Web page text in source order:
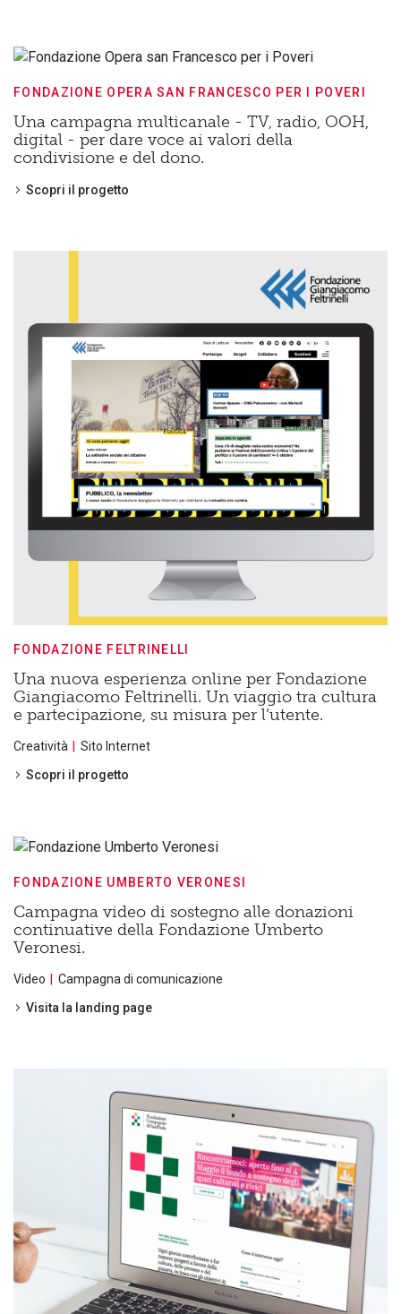
FONDAZIONE OPERA SAN FRANCESCO PER I POVERI
Una campagna multicanale - TV, radio, OOH,
digital - per dare voce ai valori della
condivisione e del dono.
Scopri il progetto
FONDAZIONE FELTRINELLI
Una nuova esperienza online per Fondazione
Giangiacomo Feltrinelli. Un viaggio tra cultura
e partecipazione, su misura per l’utente.
Creatività
Sito Internet
Scopri il progetto
FONDAZIONE UMBERTO VERONESI
Campagna video di sostegno alle donazioni
continuative della Fondazione Umberto
Veronesi.
Video
Campagna di comunicazione
Visita la landing page